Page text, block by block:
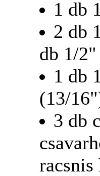
1 db
2 db
db 1/
1 db
(13/
3 db
racsnis